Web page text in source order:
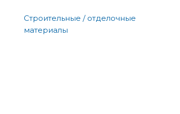
Строительные / отделочные
материалы